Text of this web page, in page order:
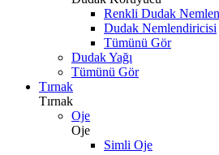
Renkli Dudak
Dudak Nemlendiricisi
Tümünü Gör
Dudak Yağı
Tümünü Gör
Tırnak
Tırnak
Oje
Oje
Simli Oje